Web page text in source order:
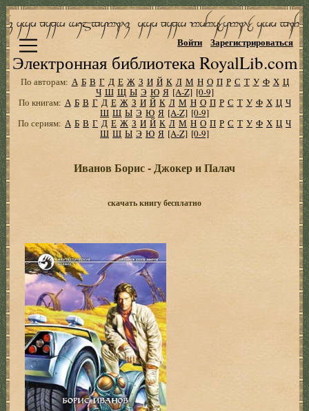
Электронная библиотека RoyalLib.com
Войти Зарегистрироваться
По авторам: А Б В Г Д Е Ж З И Й К Л М Н О П Р С Т У Ф Х Ц
Ч Ш Щ Ы Э Ю Я [A-Z] [0-9]
По книгам: А Б В Г Д Е Ж З И Й К Л М Н О П Р С Т У Ф Х Ц Ч
Ш Щ Ы Э Ю Я [A-Z] [0-9]
По сериям: А Б В Г Д Е Ж З И Й К Л М Н О П Р С Т У Ф Х Ц Ч
Ш Щ Ы Э Ю Я [A-Z] [0-9]
Иванов Борис - Джокер и Палач
скачать книгу бесплатно